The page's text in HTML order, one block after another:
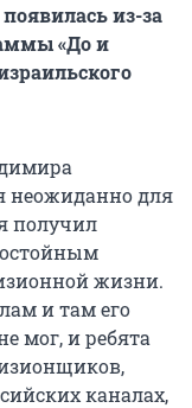
из-за
«До и
неожиданно для
получил
жизни.
и там его
мог, и ребята
каналах,